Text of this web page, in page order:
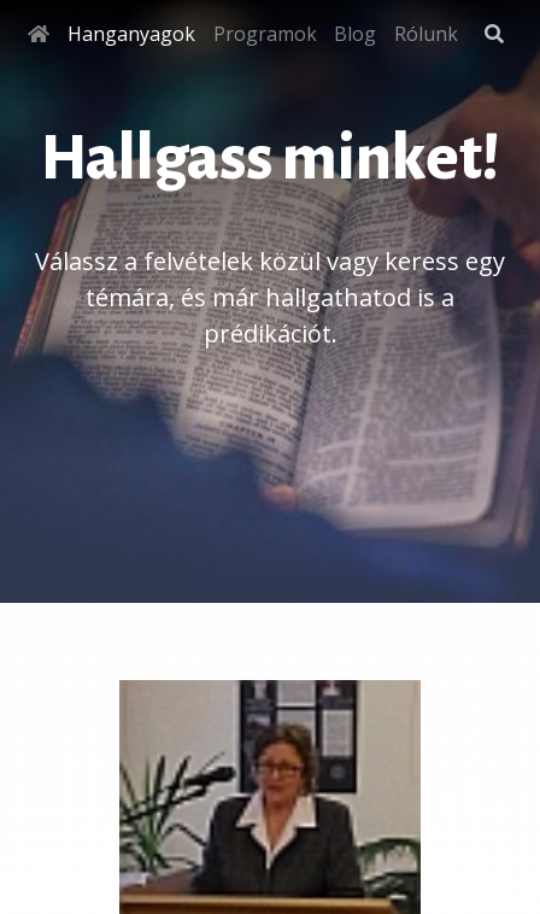
Hanganyagok Programok Blog Rólunk
Hallgass minket!
Válassz a felvételek közül vagy keress egy
témára, és már hallgathatod is a
prédikációt.